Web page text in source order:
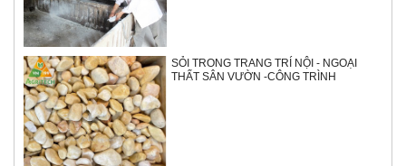
SỎI TRONG TRANG TRÍ NỘI - NGOẠI
THẤT SÂN VƯỜN -CÔNG TRÌNH